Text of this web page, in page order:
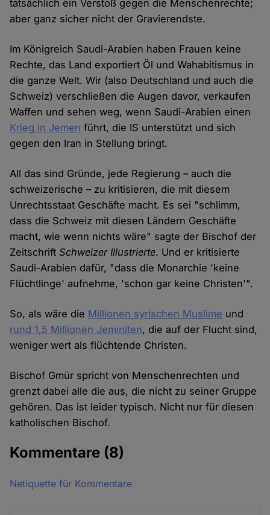
tatsächlich ein Verstoß gegen die Menschenrechte;
aber ganz sicher nicht der Gravierendste.
Im Königreich Saudi-Arabien haben Frauen keine
Rechte, das Land exportiert Öl und Wahabitismus in
die ganze Welt. Wir (also Deutschland und auch die
Schweiz) verschließen die Augen davor, verkaufen
Waffen und sehen weg, wenn Saudi-Arabien einen
Krieg in Jemen führt, die IS unterstützt und sich
gegen den Iran in Stellung bringt.
All das sind Gründe, jede Regierung – auch die
schweizerische – zu kritisieren, die mit diesem
Unrechtsstaat Geschäfte macht. Es sei "schlimm,
dass die Schweiz mit diesen Ländern Geschäfte
macht, wie wenn nichts wäre" sagte der Bischof der
ZeitschriftSchweizer Illustrierte. Und er kritisierte
Saudi-Arabien dafür, "dass die Monarchie 'keine
Flüchtlinge' aufnehme, 'schon gar keine Christen'".
So, als wäre die Millionen syrischen Muslime und
rund 1,5 Millionen Jeminiten, die auf der Flucht sind,
weniger wert als flüchtende Christen.
Bischof Gmür spricht von Menschenrechten und
grenzt dabei alle die aus, die nicht zu seiner Gruppe
gehören. Das ist leider typisch. Nicht nur für diesen
katholischen Bischof.
Kommentare (8)
Netiquette für Kommentare